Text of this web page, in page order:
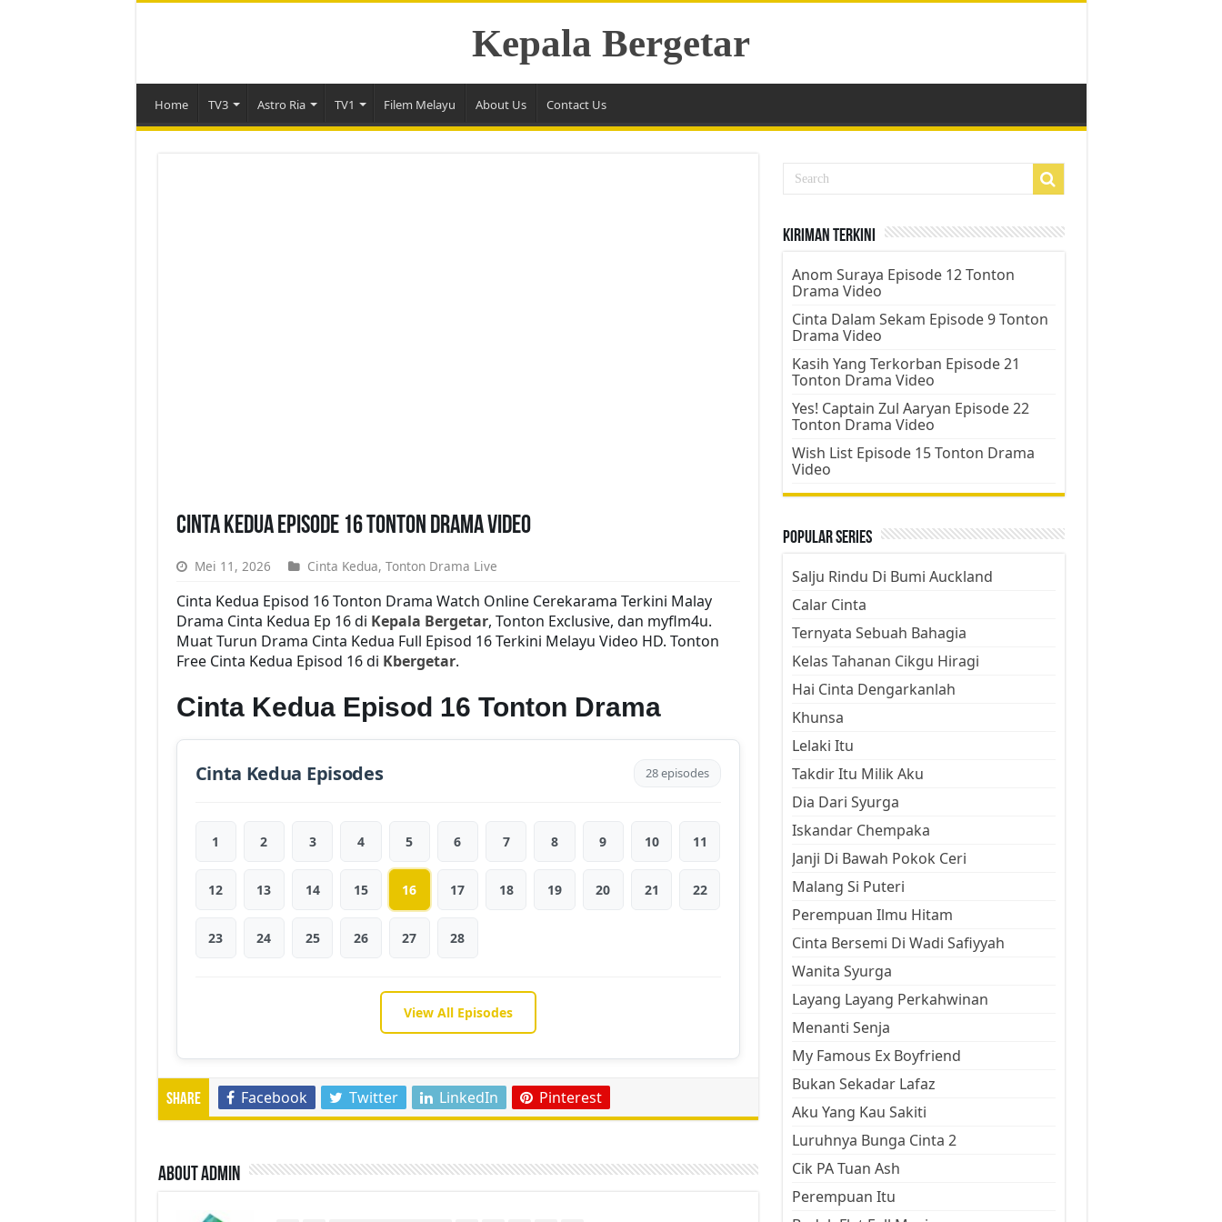
Kepala Bergetar
Home TV3 Astro Ria TV1 Filem Melayu About Us Contact Us
Cinta Kedua Episode 16 Tonton Drama Video
Mei 11, 2026 Cinta Kedua, Tonton Drama Live
Cinta Kedua Episod 16 Tonton Drama Watch Online Cerekarama Terkini Malay
Drama Cinta Kedua Ep 16 di Kepala Bergetar, Tonton Exclusive, dan myflm4u.
Muat Turun Drama Cinta Kedua Full Episod 16 Terkini Melayu Video HD. Tonton
Free Cinta Kedua Episod 16 di Kbergetar.
Cinta Kedua Episod 16 Tonton Drama
Cinta Kedua Episodes 28 episodes
1 2 3 4 5 6 7 8 9 10 11
12 13 14 15 16 17 18 19 20 21 22
23 24 25 26 27 28
View All Episodes
Share Facebook Twitter LinkedIn Pinterest
About admin
Kiriman Terkini
Anom Suraya Episode 12 Tonton
Drama Video
Cinta Dalam Sekam Episode 9 Tonton
Drama Video
Kasih Yang Terkorban Episode 21
Tonton Drama Video
Yes! Captain Zul Aaryan Episode 22
Tonton Drama Video
Wish List Episode 15 Tonton Drama
Video
Popular Series
Salju Rindu Di Bumi Auckland
Calar Cinta
Ternyata Sebuah Bahagia
Kelas Tahanan Cikgu Hiragi
Hai Cinta Dengarkanlah
Khunsa
Lelaki Itu
Takdir Itu Milik Aku
Dia Dari Syurga
Iskandar Chempaka
Janji Di Bawah Pokok Ceri
Malang Si Puteri
Perempuan Ilmu Hitam
Cinta Bersemi Di Wadi Safiyyah
Wanita Syurga
Layang Layang Perkahwinan
Menanti Senja
My Famous Ex Boyfriend
Bukan Sekadar Lafaz
Aku Yang Kau Sakiti
Luruhnya Bunga Cinta 2
Cik PA Tuan Ash
Perempuan Itu